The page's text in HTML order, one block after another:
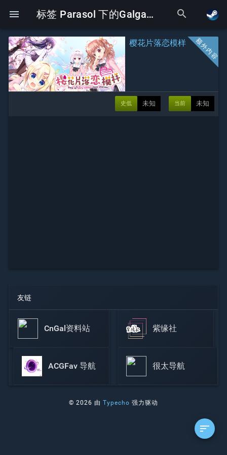
menu 标签 Parasol 下的Galgame search
樱花片落恋模样
未知
当前
未知
史低
友链
CnGal资料站 紫缘社
ACGFav 导航 很太导航
© 2026 由Typecho 强力驱动
sort